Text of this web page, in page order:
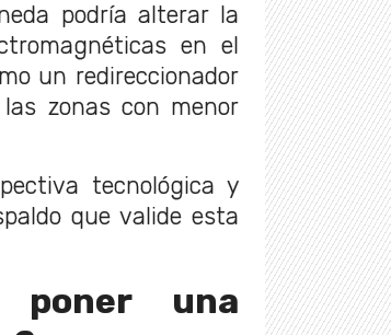
podría alterar la
en el
un redireccionador
zonas con menor
tecnológica y
que valide esta
poner una